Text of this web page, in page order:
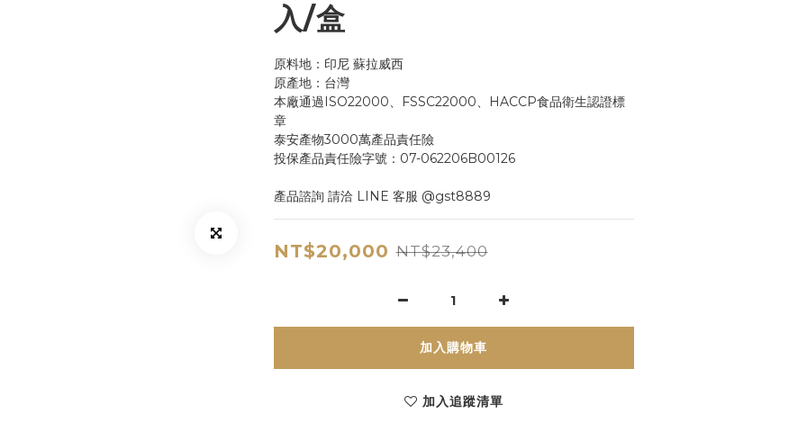
入/盒
原料地：印尼 蘇拉威西
原產地：台灣
本廠通過ISO22000、FSSC22000、HACCP食品衛生認證標
章
泰安產物3000萬產品責任險
投保產品責任險字號：07-062206B00126
產品諮詢 請洽 LINE 客服 @gst8889
NT$20,000 NT$23,400
加入購物車
加入追蹤清單